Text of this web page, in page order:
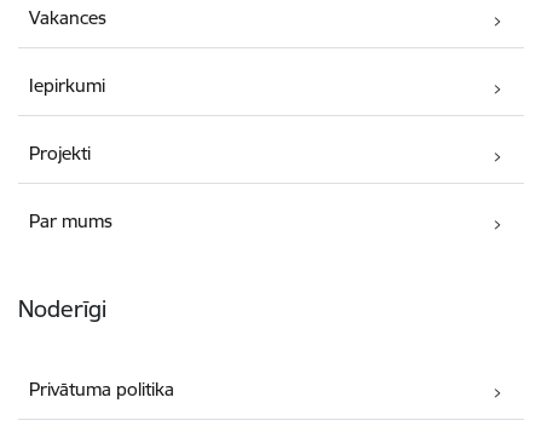
Vakances
Iepirkumi
Projekti
Par mums
Noderīgi
Privātuma politika